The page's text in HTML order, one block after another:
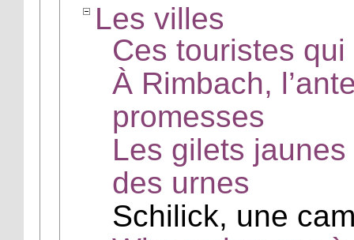
Les villes
Ces touristes
À Rimbach,
promesses
Les gilets
des urnes
Schilick, une